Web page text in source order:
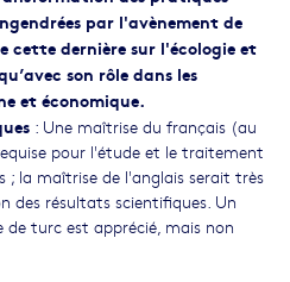
par l'avènement de
cette dernière sur l'écologie et
son rôle dans les
et économique.
: Une maîtrise du français (au
pour l'étude et le traitement
; la maîtrise de l'anglais serait très
des résultats scientifiques. Un
turc est apprécié, mais non